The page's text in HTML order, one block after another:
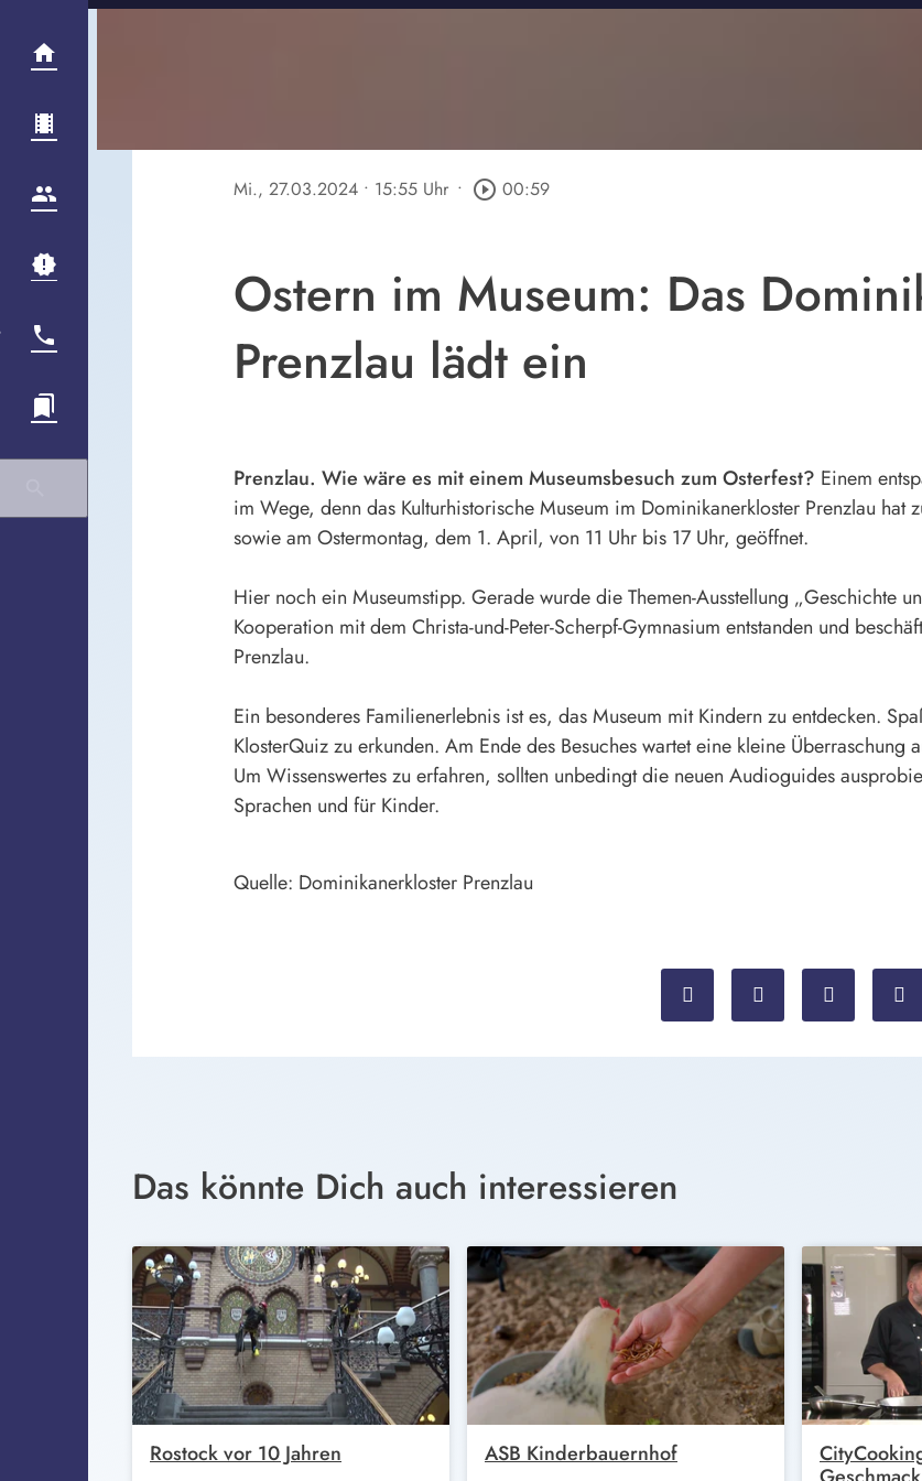
Mi., 27.03.2024 • 15:55 Uhr • play_circle_outline 00:59
Ostern im Museum: Das
Prenzlau lädt ein
Prenzlau. Wie wäre es mit einem Museumsbesuch zum Osterfest? Einem
im Wege, denn das Kulturhistorische Museum im Dominikanerkloster Prenzlau hat
sowieam Ostermontag, dem 1. April, von 11 Uhr bis 17 Uhr, geöffnet.
Hier noch ein Museumstipp. Gerade wurde dieThemen-Ausstellung „Geschichte
Kooperation mit dem Christa-und-Peter-Scherpf-Gymnasium entstanden und
Prenzlau.
Ein besonderes Familienerlebnis ist es, das Museum mit Kindern zu entdecken.
KlosterQuiz zu erkunden. Am Ende des Besuches wartet eine kleine Überraschung
Um Wissenswertes zu erfahren, sollten unbedingt die neuen Audioguides
Sprachen und für Kinder.
Quelle: Dominikanerkloster Prenzlau
Das könnte Dich auch interessieren
Rostock vor 10 Jahren ASB Kinderbauernhof